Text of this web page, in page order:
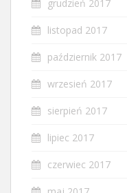
grudzień 2017
listopad 2017
październik 2017
wrzesień 2017
sierpień 2017
lipiec 2017
czerwiec 2017